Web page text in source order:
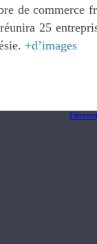
de commerce
25
+d’images